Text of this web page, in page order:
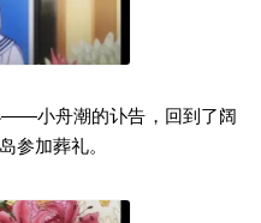
小舟潮的讣告，回到了阔
参加葬礼。